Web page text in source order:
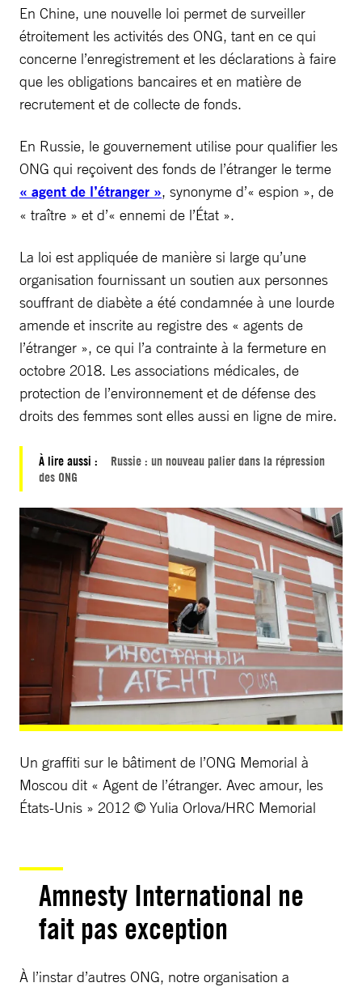
En Chine, une nouvelle loi permet de surveiller
étroitement les activités des ONG, tant en ce qui
concerne l’enregistrement et les déclarations à faire
que les obligations bancaires et en matière de
recrutement et de collecte de fonds.
En Russie, le gouvernement utilise pour qualifier les
ONG qui reçoivent des fonds de l’étranger le terme
« agent de l’étranger », synonyme d’« espion », de
« traître » et d’« ennemi de l’État ».
La loi est appliquée de manière si large qu’une
organisation fournissant un soutien aux personnes
souffrant de diabète a été condamnée à une lourde
amende et inscrite au registre des « agents de
l’étranger », ce qui l’a contrainte à la fermeture en
octobre 2018. Les associations médicales, de
protection de l’environnement et de défense des
droits des femmes sont elles aussi en ligne de mire.
À lire aussi :
Russie : un nouveau palier dans la répression
des ONG
Un graffiti sur le bâtiment de l’ONG Memorial à
Moscou dit « Agent de l’étranger. Avec amour, les
États-Unis » 2012 © Yulia Orlova/HRC Memorial
Amnesty International ne
fait pas exception
À l’instar d’autres ONG, notre organisation a